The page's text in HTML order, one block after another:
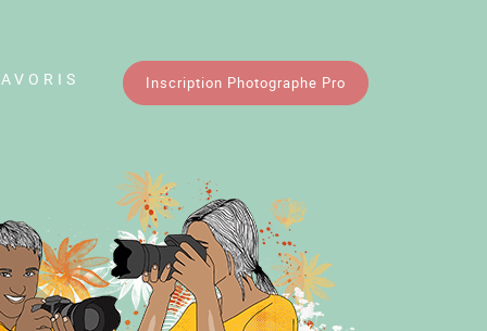
Inscription Photographe Pro